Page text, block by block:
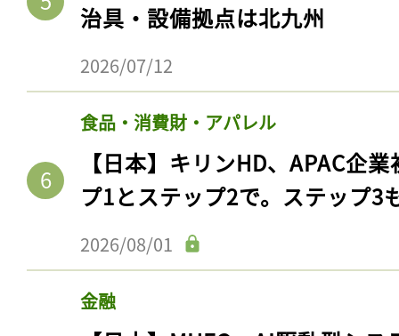
治具・設備拠点は北九州
2026/07/12
食品・消費財・アパレル
【日本】キリンHD、APAC企
プ1とステップ2で。ステップ3
2026/08/01
金融